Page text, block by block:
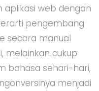
web dengan
pengembang
secara manual
melainkan cukup
bahasa sehari-hari,
menjadi